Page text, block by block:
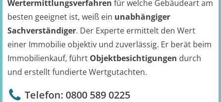
Wertermittlungsverfahren für welche Gebäudeart am
besten geeignet ist, weiß ein unabhängiger
Sachverständiger. Der Experte ermittelt den Wert
einer Immobilie objektiv und zuverlässig. Er berät beim
Immobilienkauf, führt Objektbesichtigungen durch
und erstellt fundierte Wertgutachten.
Telefon: 0800 589 0225